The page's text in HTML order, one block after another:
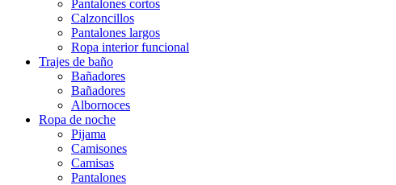
Pantalones cortos
Calzoncillos
Pantalones largos
Ropa interior funcional
Trajes de baño
Bañadores
Bañadores
Albornoces
Ropa de noche
Pijama
Camisones
Camisas
Pantalones